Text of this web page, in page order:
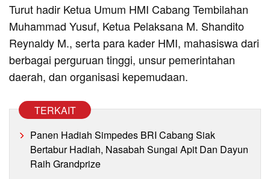
Turut hadir Ketua Umum HMI Cabang Tembilahan
Muhammad Yusuf, Ketua Pelaksana M. Shandito
Reynaldy M., serta para kader HMI, mahasiswa dari
berbagai perguruan tinggi, unsur pemerintahan
daerah, dan organisasi kepemudaan.
TERKAIT
Panen Hadiah Simpedes BRI Cabang Siak
Bertabur Hadiah, Nasabah Sungai Apit Dan Dayun
Raih Grandprize